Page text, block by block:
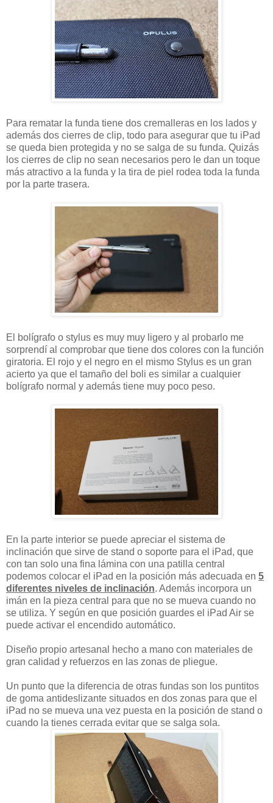
Para rematar la funda tiene dos cremalleras en los lados y
además dos cierres de clip, todo para asegurar que tu iPad
se queda bien protegida y no se salga de su funda. Quizás
los cierres de clip no sean necesarios pero le dan un toque
más atractivo a la funda y la tira de piel rodea toda la funda
por la parte trasera.
El bolígrafo o stylus es muy muy ligero y al probarlo me
sorprendí al comprobar que tiene dos colores con la función
giratoria. El rojo y el negro en el mismo Stylus es un gran
acierto ya que el tamaño del boli es similar a cualquier
bolígrafo normal y además tiene muy poco peso.
En la parte interior se puede apreciar el sistema de
inclinación que sirve de stand o soporte para el iPad, que
con tan solo una fina lámina con una patilla central
podemos colocar el iPad en la posición más adecuada en 5
diferentes niveles de inclinación. Además incorpora un
imán en la pieza central para que no se mueva cuando no
se utiliza. Y según en que posición guardes el iPad Air se
puede activar el encendido automático.
Diseño propio artesanal hecho a mano con materiales de
gran calidad y refuerzos en las zonas de pliegue.
Un punto que la diferencia de otras fundas son los puntitos
de goma antideslizante situados en dos zonas para que el
iPad no se mueva una vez puesta en la posición de stand o
cuando la tienes cerrada evitar que se salga sola.